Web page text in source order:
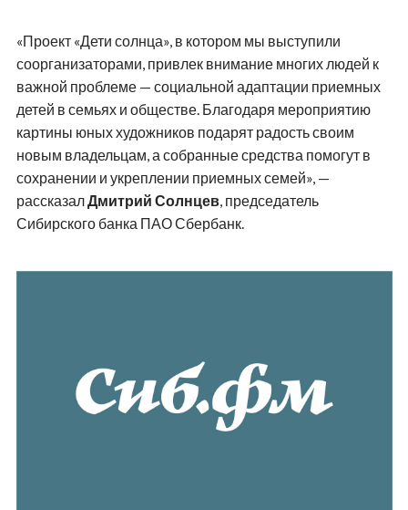
«Проект «Дети солнца», в котором мы выступили
соорганизаторами, привлек внимание многих людей к
важной проблеме — социальной адаптации приемных
детей в семьях и обществе. Благодаря мероприятию
картины юных художников подарят радость своим
новым владельцам, а собранные средства помогут в
сохранении и укреплении приемных семей», —
рассказалДмитрий Солнцев, председатель
Сибирского банка ПАО Сбербанк.